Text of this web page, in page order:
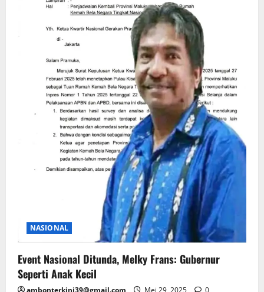
NASIONAL
Event Nasional Ditunda, Melky Frans: Gubernur
Seperti Anak Kecil
ambonterkini39@gmail.com Mei 29, 2025 0